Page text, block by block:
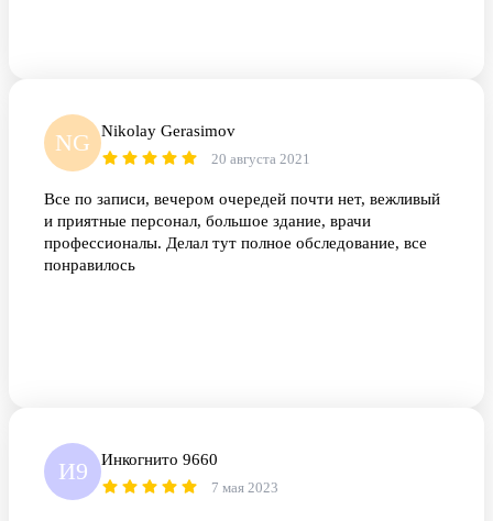
NG Nikolay Gerasimov
20 августа 2021
Все по записи, вечером очередей почти нет, вежливый
и приятные персонал, большое здание, врачи
профессионалы. Делал тут полное обследование, все
понравилось
И9 Инкогнито 9660
7 мая 2023